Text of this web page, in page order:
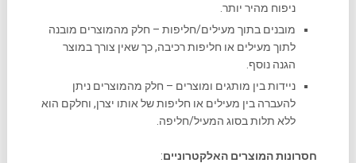
ניפוח מהיר יותר.
מובנים בתוך מעילים/חליפות – חלק מהמוצרים מובנה
לתוך מעילים או חליפות רכיבה, כך שאין צורך במוצר
הגנה נוסף.
ניידות בין מותגים ומוצרים – חלק מהמוצרים ניתן
להעברה בין מעילים או חליפות של אותו יצרן, וחלקם הוא
ללא תלות בסוג המעיל/חליפה.
חסרונות המוצרים האלקטרוניים: